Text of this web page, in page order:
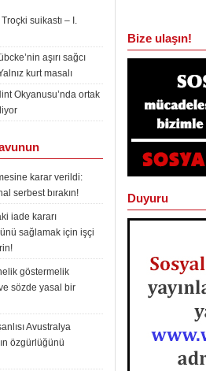
suikastı – I.
aşırı sağcı
kurt masalı
Okyanusu’nda ortak
karar verildi:
serbest bırakın!
iade kararı
sağlamak için işçi
göstermelik
sözde yasal bir
Avustralya
özgürlüğünü
Bize ulaşın!
Duyuru